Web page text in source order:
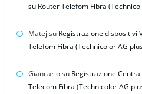
su Router Telefom Fibra
Matej su Registrazione dispositivi
Telefom Fibra (Technicolor AG
Giancarlosu Registrazione
Telecom Fibra (Technicolor AG